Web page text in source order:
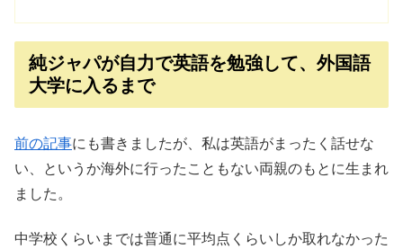
純ジャパが自力で英語を勉強して、外国語
大学に入るまで
前の記事にも書きましたが、私は英語がまったく話せな
い、というか海外に行ったこともない両親のもとに生まれ
ました。
中学校くらいまでは普通に平均点くらいしか取れなかった